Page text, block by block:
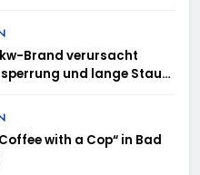
Brand verursacht
und lange Staus
with a Cop“ in Bad